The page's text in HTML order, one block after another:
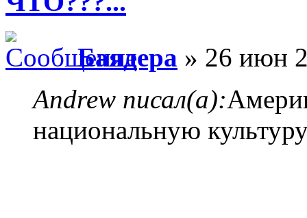
Баядера » 26 июн
Andrew писал(а):
национальную